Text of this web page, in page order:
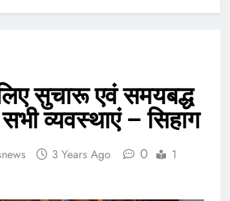
सुचारू एवं समयबद्ध
व्यवस्थाएं – सिहाग
3 Years Ago 0
1